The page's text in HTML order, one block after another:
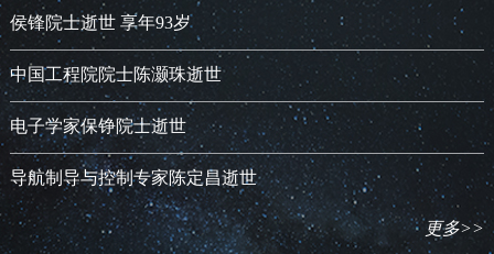
侯锋院士逝世 享年93岁
中国工程院院士陈灏珠逝世
电子学家保铮院士逝世
导航制导与控制专家陈定昌逝世
更多>>